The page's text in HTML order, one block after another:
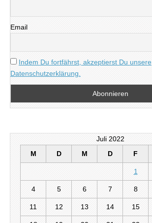
Email
Indem Du fortfährst, akzeptierst Du unsere
Datenschutzerklärung.
Juli 2022
M
D M D F
1
4 5 6 7 8
11 12 13 14 15